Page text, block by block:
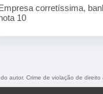
Ótima empresa!
autor. Crime de violação de